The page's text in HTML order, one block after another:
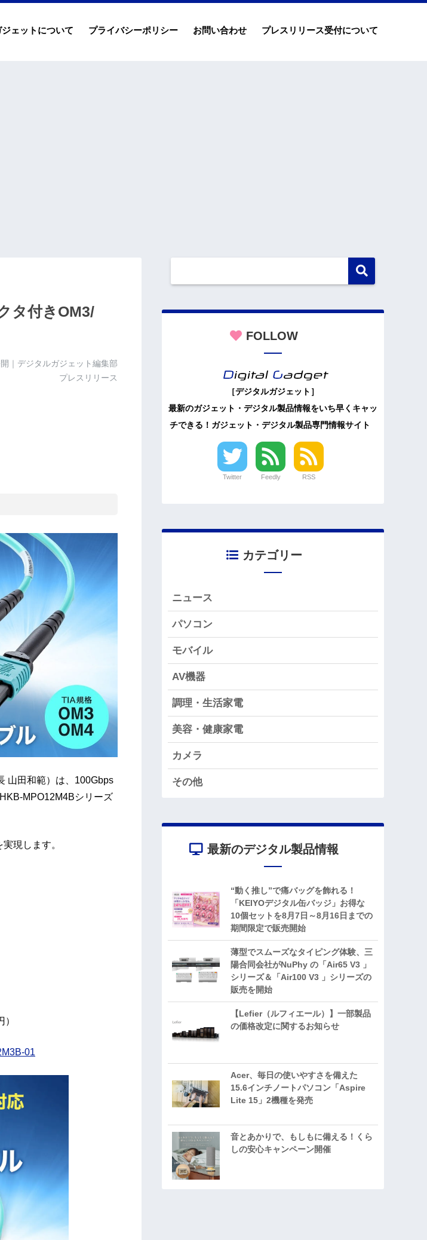
ェットについて プライバシーポリシー お問い合わせ プレスリリース受付について
タ付きOM3/
｜デジタルガジェット編集部
プレスリリース
山田和範）は、100Gbps
MPO12M4Bシリーズ
現します。
01
FOLLOW
［デジタルガジェット］
最新のガジェット・デジタル製品情報をいち早くキャッ
チできる！ガジェット・デジタル製品専門情報サイト
Twitter Feedly RSS
カテゴリー
ニュース
パソコン
モバイル
AV機器
調理・生活家電
美容・健康家電
カメラ
その他
最新のデジタル製品情報
“動く推し”で痛バッグを飾れる！
「KEIYOデジタル缶バッジ」お得な
10個セットを8月7日～8月16日までの
期間限定で販売開始
薄型でスムーズなタイピング体験、三
陽合同会社がNuPhy の「Air65 V3 」
シリーズ＆「Air100 V3 」シリーズの
販売を開始
【Lefier（ルフィエール）】一部製品
の価格改定に関するお知らせ
Acer、毎日の使いやすさを備えた
15.6インチノートパソコン「Aspire
Lite 15」2機種を発売
音とあかりで、もしもに備える！くら
しの安心キャンペーン開催